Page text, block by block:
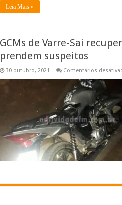
Leia Mais »
GCMs de Varre-Sai
prendem suspeitos
30 outubro, 2021 Comentários